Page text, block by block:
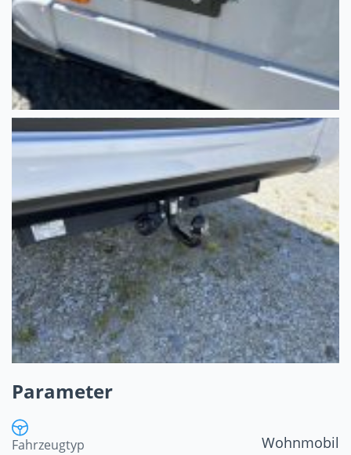
Parameter
Fahrzeugtyp Wohnmobil